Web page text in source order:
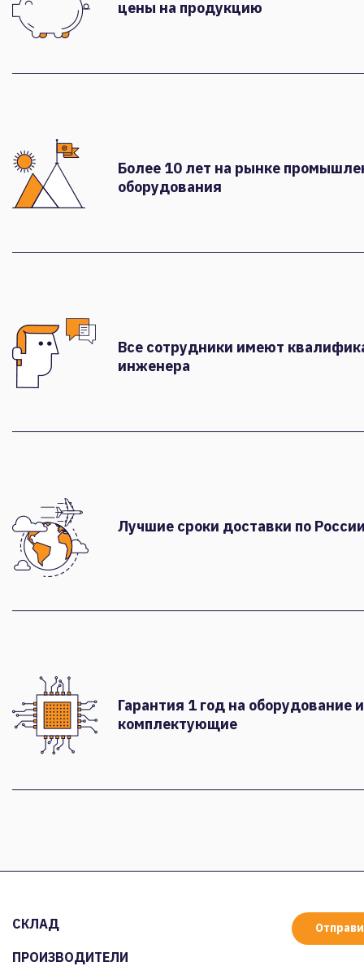
цены на продукцию
Более 10 лет на рынке
оборудования
Все сотрудники имеют
инженера
Лучшие сроки доставки по
Гарантия 1 год на оборудование и
комплектующие
СКЛАД
ПРОИЗВОДИТЕЛИ